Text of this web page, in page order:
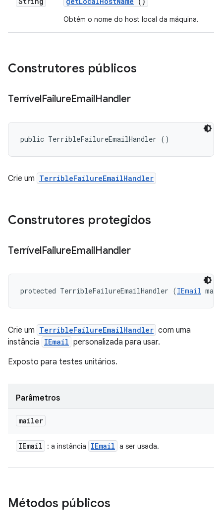
Obtém o nome do host local da máquina.
Construtores públicos
TerrívelFailureEmailHandler
public TerribleFailureEmailHandler ()
Crie um TerribleFailureEmailHandler
Construtores protegidos
TerrívelFailureEmailHandler
protected TerribleFailureEmailHandler (IEmail
Crie um TerribleFailureEmailHandler com uma
instância IEmail personalizada para usar.
Exposto para testes unitários.
Parâmetros
mailer
IEmail : a instância IEmail a ser usada.
Métodos públicos